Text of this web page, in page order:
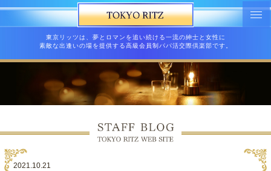
東京リッツは、夢とロマンを追い続ける一流の紳士と女性に
素敵な出逢いの場を提供する高級会員制パパ活交際倶楽部です。
2021.10.21